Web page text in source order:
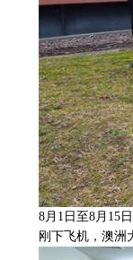
8月 1 日至8月 15
刚下飞机，澳洲